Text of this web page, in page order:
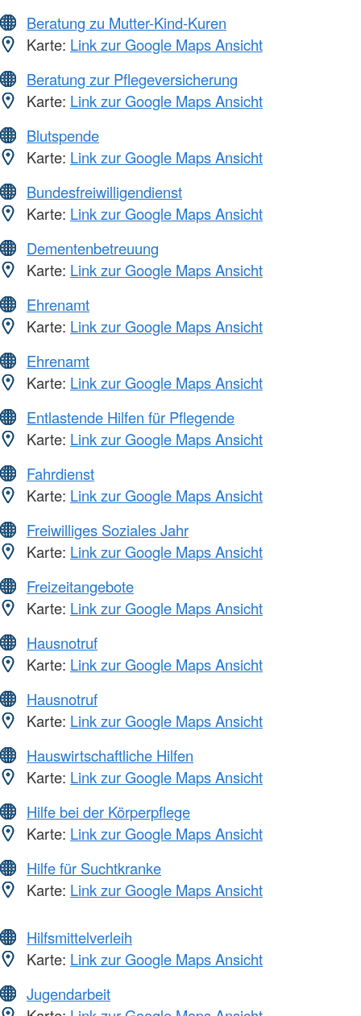
Beratung zu Mutter-Kind-Kuren
Karte: Link zur Google Maps Ansicht
Beratung zur Pflegeversicherung
Karte: Link zur Google Maps Ansicht
Blutspende
Karte: Link zur Google Maps Ansicht
Bundesfreiwilligendienst
Karte: Link zur Google Maps Ansicht
Dementenbetreuung
Karte: Link zur Google Maps Ansicht
Ehrenamt
Karte: Link zur Google Maps Ansicht
Ehrenamt
Karte: Link zur Google Maps Ansicht
Entlastende Hilfen für Pflegende
Karte: Link zur Google Maps Ansicht
Fahrdienst
Karte: Link zur Google Maps Ansicht
Freiwilliges Soziales Jahr
Karte: Link zur Google Maps Ansicht
Freizeitangebote
Karte: Link zur Google Maps Ansicht
Hausnotruf
Karte: Link zur Google Maps Ansicht
Hausnotruf
Karte: Link zur Google Maps Ansicht
Hauswirtschaftliche Hilfen
Karte: Link zur Google Maps Ansicht
Hilfe bei der Körperpflege
Karte: Link zur Google Maps Ansicht
Hilfe für Suchtkranke
Karte: Link zur Google Maps Ansicht
Hilfsmittelverleih
Karte: Link zur Google Maps Ansicht
Jugendarbeit